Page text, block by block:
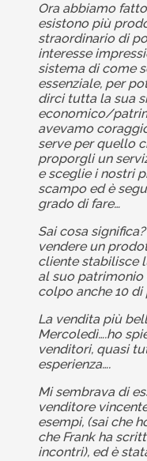
Ora abbiamo
esistono più
straordinario di
interesse
sistema di come
essenziale, per
dirci tutta la sua
economico/
avevamo
serve per quello
proporgli un
e sceglie i nostri
scampo ed è
grado di fare…
Sai cosa
vendere un
cliente stabilisce
al suo patrimonio
colpo anche 10
La vendita più
Mercoledì….ho
venditori, quasi
esperienza….
Mi sembrava di
venditore
esempi, (sai che
che Frank ha
incontri), ed è